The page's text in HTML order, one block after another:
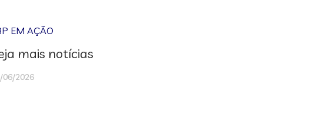
EM AÇÃO
mais notícias
06/2026